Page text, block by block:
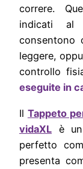
correre.
indicati al
consentono
leggere,
controllo
eseguite in
Il Tappeto
vidaXL è
perfetto
presenta